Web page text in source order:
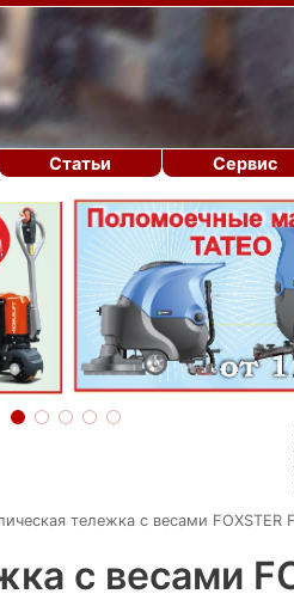
тележка с весами FOXSTER
с весами
Статьи Сервис